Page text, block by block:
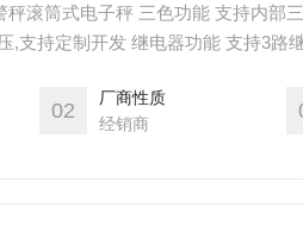
滚筒式电子秤 三色功能 支持内部
,支持定制开发 继电器功能 支持3路
议定制，支持定制开发 4-20ma/0-5v
02
厂商性质
经销商